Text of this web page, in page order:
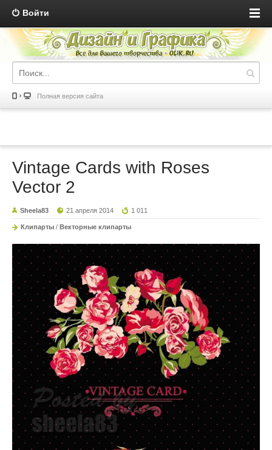
Войти
Полная версия сайта
Vintage Cards with Roses
Vector 2
Sheela83 21 апреля 2014 1 011
Клипарты / Векторные клипарты